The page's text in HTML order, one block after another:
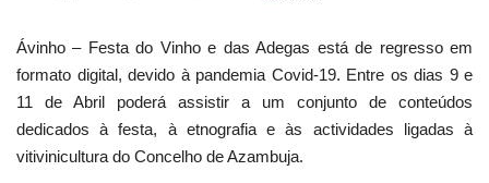
Ávinho – Festa do Vinho e das Adegas está de regresso em
formato digital, devido à pandemia Covid-19. Entre os dias 9 e
11 de Abril poderá assistir a um conjunto de conteúdos
dedicados à festa, à etnografia e às actividades ligadas à
vitivinicultura do Concelho de Azambuja.